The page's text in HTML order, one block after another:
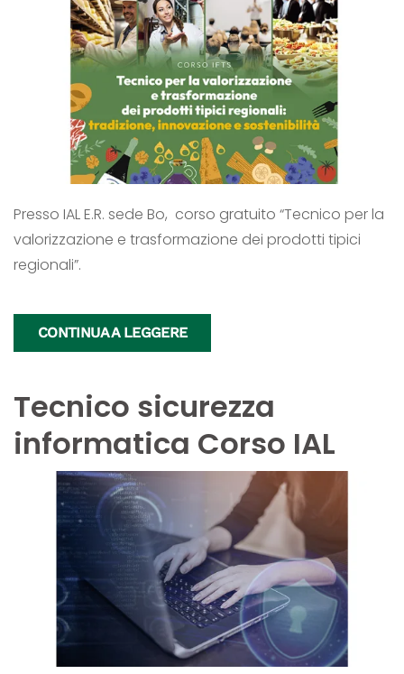
Presso IAL E.R. sede Bo, corso gratuito “Tecnico per la
valorizzazione e trasformazione dei prodotti tipici
regionali”.
CONTINUA A LEGGERE
Tecnico sicurezza
informatica Corso IAL